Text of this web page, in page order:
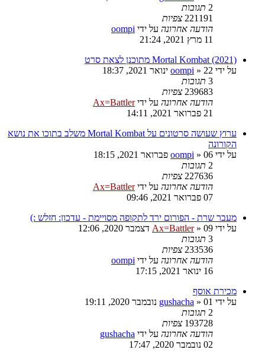
2 תגובות
221191 צפיות
הודעה אחרונה על ידי oompi
11 מרץ 2021, 21:24
Mortal Kombat (2021) מתוכנן לצאת סרט
על ידי
oompi » 22 ינואר 2021, 18:37
3 תגובות
239683 צפיות
הודעה אחרונה על ידיAx=Battler
21 פברואר 2021, 14:11
ערוץ שעושה סרטונים על Mortal Kombat משלב בתוכו את נושא
הקורונה
על ידי
oompi » 06 פברואר 2021, 18:15
2 תגובות
227636 צפיות
הודעה אחרונה על ידיAx=Battler
07 פברואר 2021, 09:46
מעבר שרת - הפורום ירד לתקופה מסויימת - עדכון: חזלש :)
על ידי
Ax=Battler» 09 דצמבר 2020, 12:06
3 תגובות
233536 צפיות
הודעה אחרונה על ידי oompi
16 ינואר 2021, 17:15
מכירת אוסף
על ידי
gushacha » 01 נובמבר 2020, 19:11
2 תגובות
193728 צפיות
הודעה אחרונה על ידי gushacha
02 נובמבר 2020, 17:47